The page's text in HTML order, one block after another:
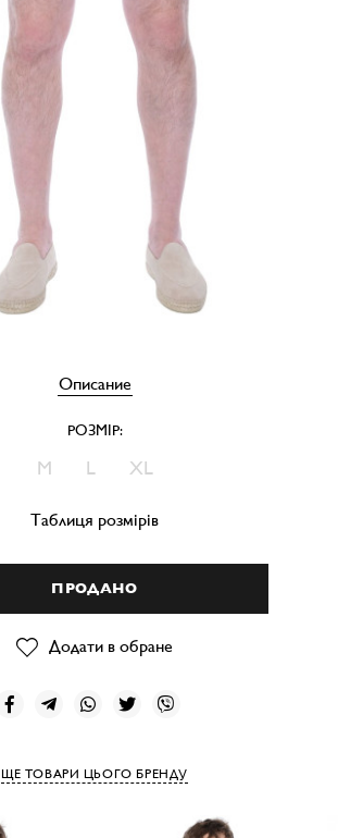
Описание
РОЗМІР:
M L XL
Таблиця розмірів
ПРОДАНО
Додати в обране
ЩЕ ТОВАРИ ЦЬОГО БРЕНДУ